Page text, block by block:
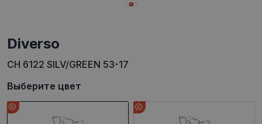
Diverso
CH 6122 SILV/GREEN 53-17
Выберите цвет